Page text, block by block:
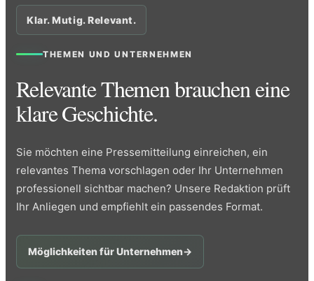
Klar. Mutig. Relevant.
THEMEN UND UNTERNEHMEN
Relevante Themen brauchen eine
klare Geschichte.
Sie möchten eine Pressemitteilung einreichen, ein
relevantes Thema vorschlagen oder Ihr Unternehmen
professionell sichtbar machen? Unsere Redaktion prüft
Ihr Anliegen und empfiehlt ein passendes Format.
Möglichkeiten für Unternehmen→